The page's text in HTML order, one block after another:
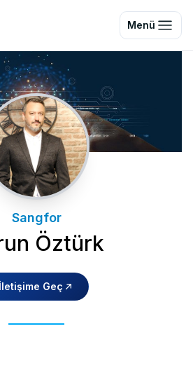
Menü
Sangfor
Öztürk
İletişime Geç